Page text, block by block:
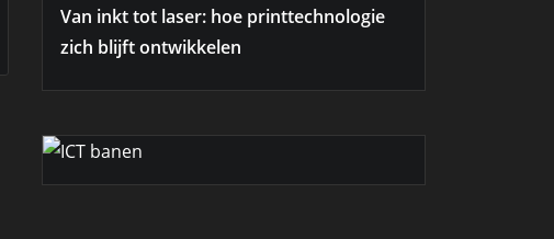
Van inkt tot laser: hoe printtechnologie
zich blijft ontwikkelen